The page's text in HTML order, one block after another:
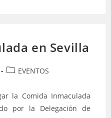
en Sevilla
Categoría
entrada:
EVENTOS
la Comida Inmaculada
por la Delegación de